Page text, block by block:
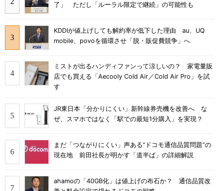
了」 ただし「ルーラル限定で継続」の可能性も
KDDIが値上げしても解約率が低下した理由 au、UQ
mobile、povoを循環させ「脱・販促費競争」へ
ミストが出るハンディファンって涼しいの？ 家電量販
店でも買える「Aecooly Cold Air／Cold Air Pro」を試
す
JR東日本「分かりにくい」新幹線券売機を改善へ な
ぜ、スマホではなく「駅での最短1分購入」を実現？
まだ「つながりにくい」声ある“ドコモ通信品質問題”の
現在地 前田社長が明かす「道半ば」の詳細解説
ahamoの「40GB化」は値上げの布石か？ 通信品質改